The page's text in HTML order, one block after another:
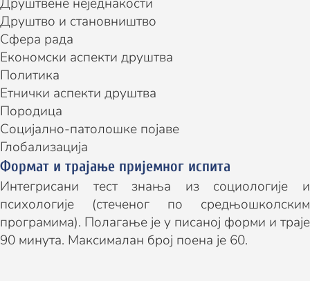
Друштво и становништво
Сфера рада
Економски аспекти друштва
Политика
Етнички аспекти друштва
Породица
Социјално-патолошке појаве
Глобализација
Формат и трајање пријемног испита
Интегрисани тест знања из социологије и
психологије (стеченог по средњошколским
програмима). Полагање је у писаној форми и траје
90 минута. Максималан број поена је 60.